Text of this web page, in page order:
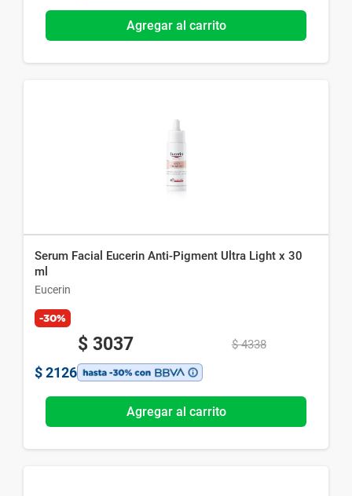
Agregar al carrito
Serum Facial Eucerin Anti-Pigment Ultra Light x 30
ml
Eucerin
-30%
$ 3037 $ 4338
$ 2126
Agregar al carrito